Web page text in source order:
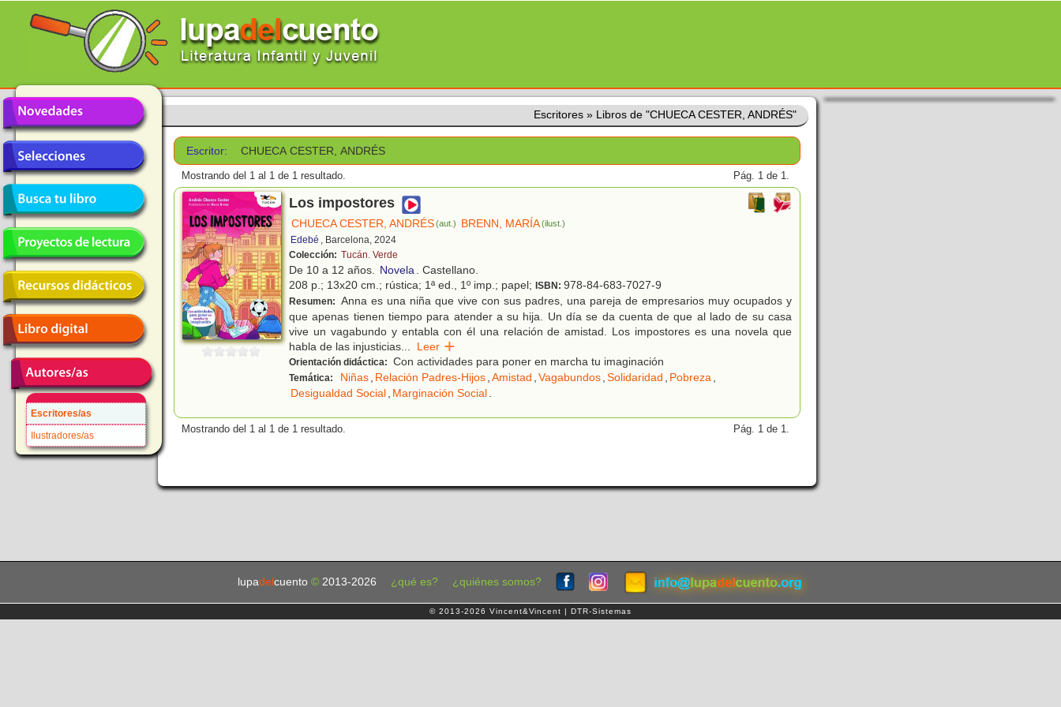
Escritores/as
Ilustradores/as
Escritores » Libros de "CHUECA CESTER, ANDRÉS"
Escritor: CHUECA CESTER, ANDRÉS
Mostrando del 1 al 1 de 1 resultado. Pág. 1 de 1.
Los impostores
CHUECA CESTER, ANDRÉS(aut.) BRENN, MARÍA(ilust.)
Edebé , Barcelona, 2024
Colección: Tucán. Verde
De 10 a 12 años. Novela. Castellano.
208 p.; 13x20 cm.; rústica; 1ª ed., 1º imp.; papel; ISBN: 978-84-683-7027-9
Resumen: Anna es una niña que vive con sus padres, una pareja de empresarios muy ocupados y
que apenas tienen tiempo para atender a su hija. Un día se da cuenta de que al lado de su casa
vive un vagabundo y entabla con él una relación de amistad. Los impostores es una novela que
habla de las injusticias... Leer
Orientación didáctica: Con actividades para poner en marcha tu imaginación
Temática: Niñas, Relación Padres-Hijos,Amistad ,Vagabundos,Solidaridad , Pobreza,
Desigualdad Social, Marginación Social.
Mostrando del 1 al 1 de 1 resultado. Pág. 1 de 1.
lupadel cuento © 2013-2026 ¿qué es? ¿quiénes somos?
© 2013-2026 Vincent&Vincent | DTR-Sistemas